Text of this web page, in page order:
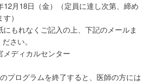
12月18日（金）（定員に達し次第、締め
）
にもれなくご記入の上、下記のメールま
さい。
メディカルセンター
プログラムを終了すると、医師の方には